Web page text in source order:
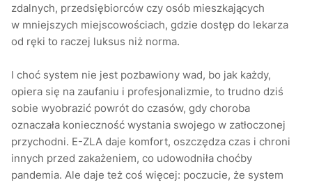
zdalnych, przedsiębiorców czy osób mieszkających
w mniejszych miejscowościach, gdzie dostęp do lekarza
od ręki to raczej luksus niż norma.
I choć system nie jest pozbawiony wad, bo jak każdy,
opiera się na zaufaniu i profesjonalizmie, to trudno dziś
sobie wyobrazić powrót do czasów, gdy choroba
oznaczała konieczność wystania swojego w zatłoczonej
przychodni. E-ZLA daje komfort, oszczędza czas i chroni
innych przed zakażeniem, co udowodniła choćby
pandemia. Ale daje też coś więcej: poczucie, że system